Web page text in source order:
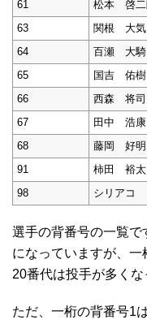
61 松本 啓二
63
関根 大気
64
百瀬 大騎
65
国吉 佑樹
66
西森 将司
67
田中 浩康
68
藤岡 好明
91
柿田 裕太
98
シリアコ
選手の背番号の一覧で
になっていますが、一
20番代は投手が多くな
ただ、一桁の背番号1